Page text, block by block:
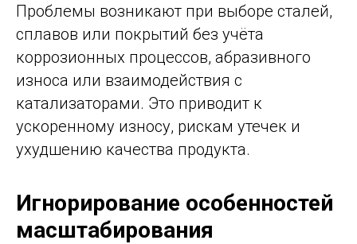
Проблемы возникают при выборе сталей,
сплавов или покрытий без учёта
коррозионных процессов, абразивного
износа или взаимодействия с
катализаторами. Это приводит к
ускоренному износу, рискам утечек и
ухудшению качества продукта.
Игнорирование особенностей
масштабирования